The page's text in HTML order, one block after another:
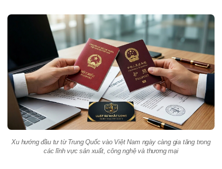
Xu hướng đầu tư từ Trung Quốc vào Việt Nam ngày càng gia tăng trong
các lĩnh vực sản xuất, công nghệ và thương mại